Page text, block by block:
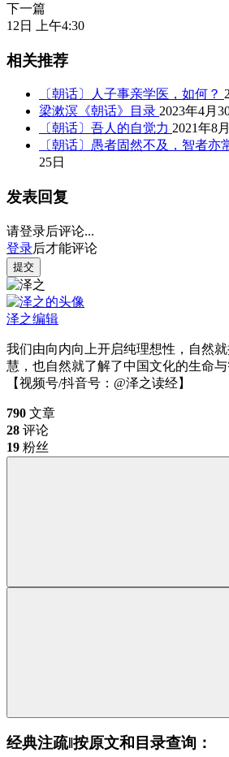
下一篇
12日 上午4:30
相关推荐
〔朝话〕人子事亲学医，如何？
梁漱溟《朝话》目录 2023年4月
〔朝话〕吾人的自觉力 2021年8
〔朝话〕愚者固然不及，智者亦
25日
发表回复
请登录后评论...
登录后才能评论
提交
泽之编辑
我们由向内向上开启纯理想性，自然
慧，也自然就了解了中国文化的生命
【视频号/抖音号：@泽之读经】
790 文章
28 评论
19 粉丝
经典注疏‖按原文和目录查询：